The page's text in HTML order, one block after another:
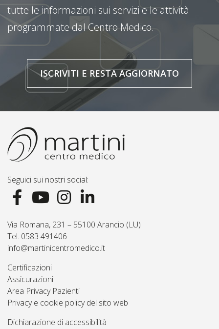
tutte le informazioni sui servizi e le attività
programmate dal Centro Medico.
ISCRIVITI E RESTA AGGIORNATO
Seguici sui nostri social:
Via Romana, 231 – 55100 Arancio (LU)
Tel. 0583 491406
info@martinicentromedico.it
Certificazioni
Assicurazioni
Area Privacy Pazienti
Privacy e cookie policy del sito web
Dichiarazione di accessibilità